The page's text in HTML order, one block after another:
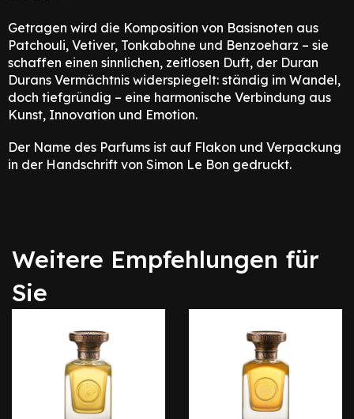
Getragen wird die Komposition von Basisnoten aus
Patchouli, Vetiver, Tonkabohne und Benzoeharz – sie
schaffen einen sinnlichen, zeitlosen Duft, der Duran
Durans Vermächtnis widerspiegelt: ständig im Wandel,
doch tiefgründig – eine harmonische Verbindung aus
Kunst, Innovation und Emotion.
Der Name des Parfums ist auf Flakon und Verpackung
in der Handschrift von Simon Le Bon gedruckt.
Weitere Empfehlungen für
Sie